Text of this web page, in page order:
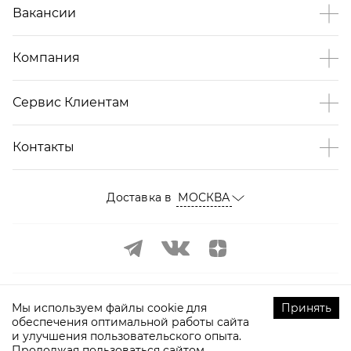
Вакансии
Компания
Сервис Клиентам
Контакты
Доставка в МОСКВА
© 2009-2026 ТOPTOP.RU Все права защищены
Мы используем файлы cookie для
обеспечения оптимальной работы сайта
и улучшения пользовательского опыта.
Принять